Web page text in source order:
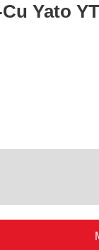
Yato